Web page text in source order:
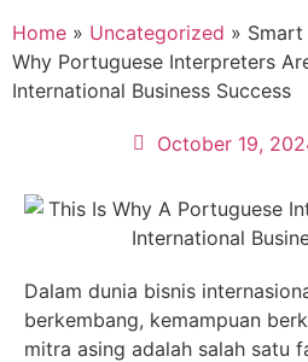
Home » Uncategorized »
Why Portuguese Interpreters
International Business Success
October 19,
Dalam dunia bisnis
berkembang, kemampuan
mitra asing adalah salah satu